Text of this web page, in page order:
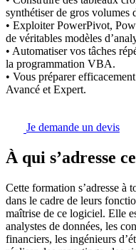
synthétiser de gros volumes
• Exploiter PowerPivot,
de véritables modèles
• Automatiser vos tâches
la programmation VBA.
• Vous préparer
Avancé et Expert.
Je demande un devis
À qui s’adresse
Cette formation s’adresse à
dans le cadre de leurs
maîtrise de ce logiciel. Elle
analystes de données, les
financiers, les ingénieurs